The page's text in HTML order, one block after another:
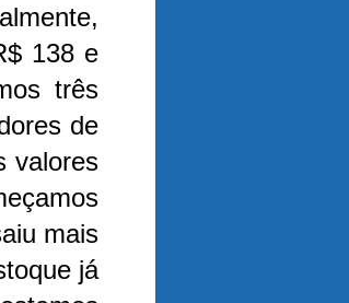
138 e
três
de
valores
mais
já